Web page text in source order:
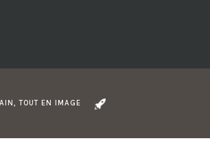
TOUT EN IMAGE